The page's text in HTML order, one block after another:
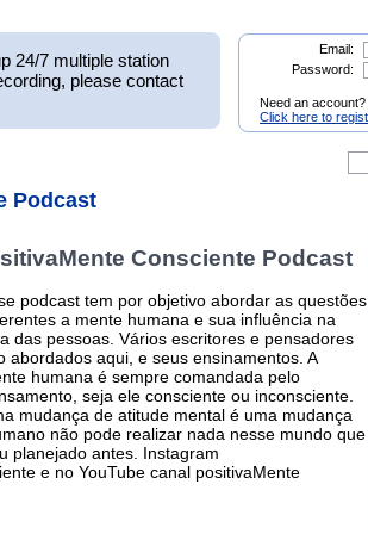
24/7 multiple station
please contact
Email:
Password:
Need an account?
Click here to
Podcast
Consciente Podcast
podcast tem por objetivo abordar as questões
a mente humana e sua influência na
das pessoas. Vários escritores e pensadores
abordados aqui, e seus ensinamentos. A
humana é sempre comandada pelo
seja ele consciente ou inconsciente.
mudança de atitude mental é uma mudança
não pode realizar nada nesse mundo que
planejado antes. Instagram
e no YouTube canal positivaMente